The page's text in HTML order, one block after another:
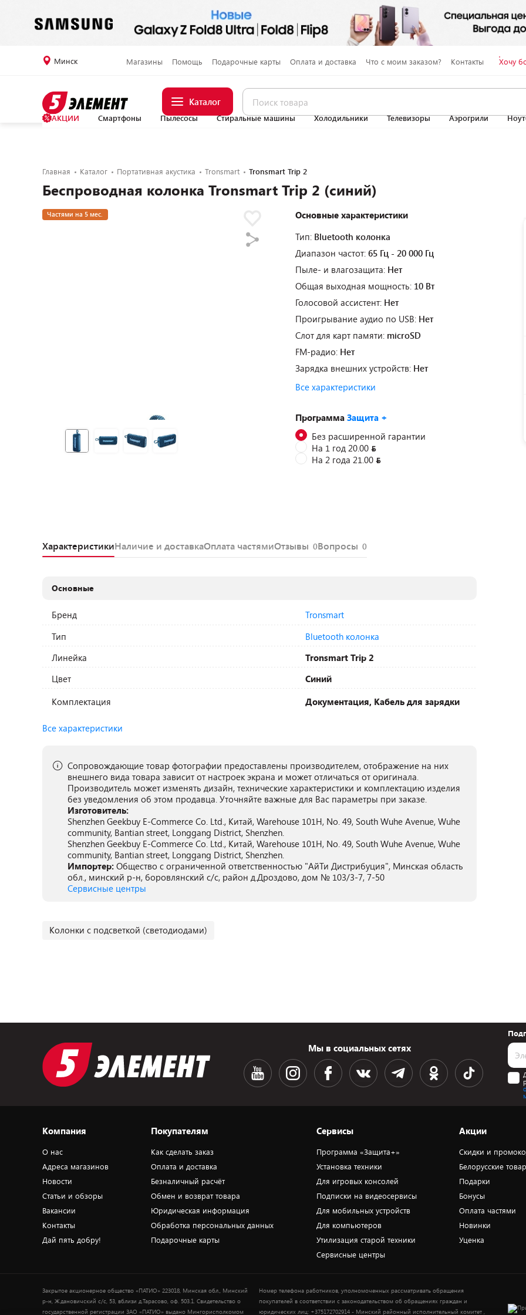
Минск Магазины Помощь Подарочные карты Оплата и доставка Что с моим заказом? Контакты Хочу
Каталог
АКЦИИ Смартфоны Пылесосы Стиральные машины Холодильники Телевизоры Аэрогрили
Главная Каталог Портативная акустика Tronsmart Tronsmart Trip 2
Беспроводная колонка Tronsmart Trip 2 (синий)
Частями на 5 мес.
Основные характеристики
Тип: Bluetooth колонка
Диапазон частот: 65 Гц - 20 000 Гц
Пыле- и влагозащита: Нет
Общая выходная мощность: 10 Вт
Голосовой ассистент: Нет
Проигрывание аудио по USB: Нет
Слот для карт памяти: microSD
FM-радио: Нет
Зарядка внешних устройств: Нет
Все характеристики
Программа Защита +
Без расширенной гарантии
На 1 год 20.00
На 2 года 21.00
ХарактеристикиНаличие и доставкаОплата частямиОтзывы 0Вопросы 0
Основные
Бренд
Tronsmart
Тип
Bluetooth колонка
Линейка
Tronsmart Trip 2
Цвет
Синий
Комплектация
Документация, Кабель для зарядки
Все характеристики
Сопровождающие товар фотографии предоставлены производителем, отображение на них
внешнего вида товара зависит от настроек экрана и может отличаться от оригинала.
Производитель может изменять дизайн, технические характеристики и комплектацию изделия
без уведомления об этом продавца. Уточняйте важные для Вас параметры при заказе.
Изготовитель:
Shenzhen Geekbuy E-Commerce Co. Ltd., Китай, Warehouse 101H, No. 49, South Wuhe Avenue, Wuhe
community, Bantian street, Longgang District, Shenzhen.
Shenzhen Geekbuy E-Commerce Co. Ltd., Китай, Warehouse 101H, No. 49, South Wuhe Avenue, Wuhe
community, Bantian street, Longgang District, Shenzhen.
Импортер: Общество с ограниченной ответственностью "АйТи Дистрибуция", Минская область
обл., минский р-н, боровлянский с/с, район д.Дроздово, дом № 103/3-7, 7-50
Сервисные центры
Колонки с подсветкой (светодиодами)
Мы в социальных сетях
Компания
О нас
Адреса магазинов
Новости
Статьи и обзоры
Вакансии
Контакты
Дай пять добру!
Покупателям
Как сделать заказ
Оплата и доставка
Безналичный расчёт
Обмен и возврат товара
Юридическая информация
Обработка персональных данных
Подарочные карты
Сервисы
Программа «Защита+»
Установка техники
Для игровых консолей
Подписки на видеосервисы
Для мобильных устройств
Для компьютеров
Утилизация старой техники
Сервисные центры
Акции
Скидки и
Белорусские
Подарки
Бонусы
Оплата частями
Новинки
Уценка
Закрытое акционерное общество «ПАТИО» 223018, Минская обл., Минский
р-н, Ждановичский с/с, 53, вблизи д.Тарасово, оф. 503.1. Свидетельство о
государственной регистрации ЗАО «ПАТИО» выдано Мингорисполкомом
Номер телефона работников, уполномоченных рассматривать обращения
покупателей в соответствии с законодательством об обращениях граждан и
юридических лиц: +375172702914 - Минский районный исполнительный комитет ,